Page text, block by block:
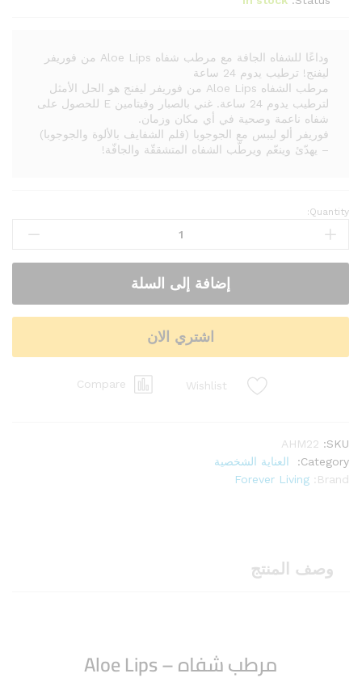
وداعًا للشفاه الجافة مع مرطب شفاه Aloe Lips من فوريفر
ليفنج! ترطيب يدوم 24 ساعة
مرطب الشفاه Aloe Lips من فوريفر ليفنج هو الحل الأمثل
لترطيب يدوم 24 ساعة. غني بالصبار وفيتامين E للحصول على
شفاه ناعمة وصحية في أي مكان وزمان.
فوريفر ألو ليبس مع الجوجوبا (قلم الشفايف بالألوة والجوجوبا)
– يهدّئ وينعّم ويرطّب الشفاه المتشققّة والجافّة!
Quantity:
إضافة إلى السلة
اشتري الان
Wishlist
Compare
SKU:
AHM22
Category:
العناية الشخصية
Brand:
Forever Living
وصف المنتج
مرطب شفاه – Aloe Lips